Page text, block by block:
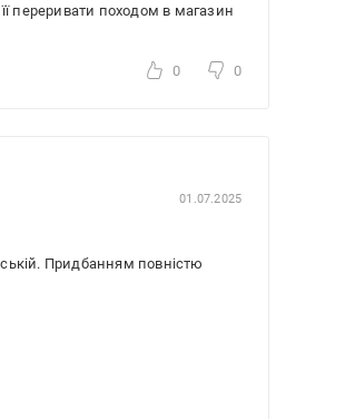
переривати походом в магазин
0 0
01.07.2025
Придбанням повністю